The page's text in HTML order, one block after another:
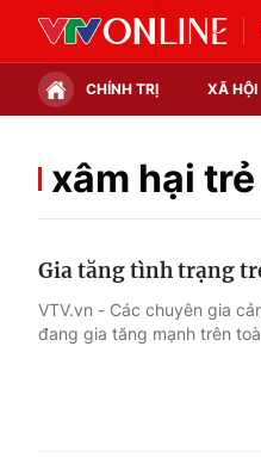
CHÍNH TRỊ XÃ HỘI
Chính trị
Thế giới đó đây
xâm hại
Gia tăng tình trạng
VTV.vn - Các chuyên gia
đang gia tăng mạnh trên